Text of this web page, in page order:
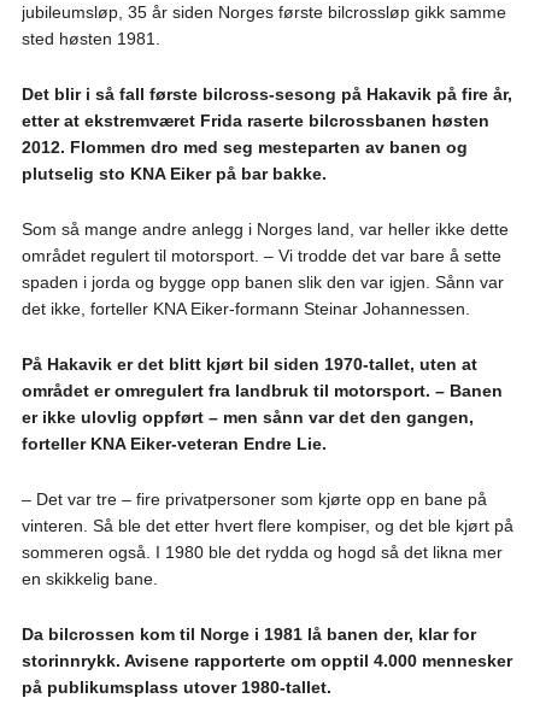
jubileumsløp, 35 år siden Norges første bilcrossløp gikk samme
sted høsten 1981.
Det blir i så fall første bilcross-sesong på Hakavik på fire år,
etter at ekstremværet Frida raserte bilcrossbanen høsten
2012. Flommen dro med seg mesteparten av banen og
plutselig sto KNA Eiker på bar bakke.
Som så mange andre anlegg i Norges land, var heller ikke dette
området regulert til motorsport. – Vi trodde det var bare å sette
spaden i jorda og bygge opp banen slik den var igjen. Sånn var
det ikke, forteller KNA Eiker-formann Steinar Johannessen.
På Hakavik er det blitt kjørt bil siden 1970-tallet, uten at
området er omregulert fra landbruk til motorsport. – Banen
er ikke ulovlig oppført – men sånn var det den gangen,
forteller KNA Eiker-veteran Endre Lie.
– Det var tre – fire privatpersoner som kjørte opp en bane på
vinteren. Så ble det etter hvert flere kompiser, og det ble kjørt på
sommeren også. I 1980 ble det rydda og hogd så det likna mer
en skikkelig bane.
Da bilcrossen kom til Norge i 1981 lå banen der, klar for
storinnrykk. Avisene rapporterte om opptil 4.000 mennesker
på publikumsplass utover 1980-tallet.